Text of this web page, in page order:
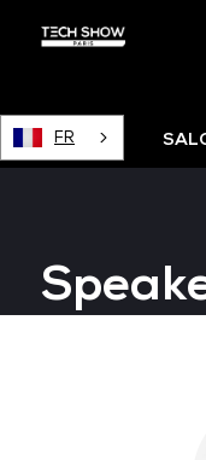
FR
Devops Live
Data & AI